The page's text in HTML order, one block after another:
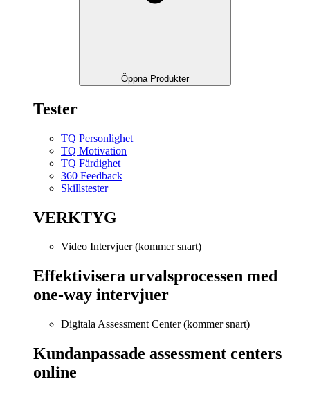
Öppna Produkter
Tester
TQ Personlighet
TQ Motivation
TQ Färdighet
360 Feedback
Skillstester
VERKTYG
Video Intervjuer (kommer snart)
Effektivisera urvalsprocessen med
one-way intervjuer
Digitala Assessment Center (kommer snart)
Kundanpassade assessment centers
online